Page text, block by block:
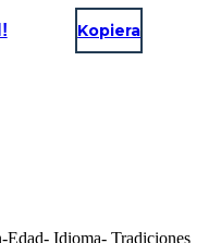
Kopiera
Edad- Idioma- Tradiciones